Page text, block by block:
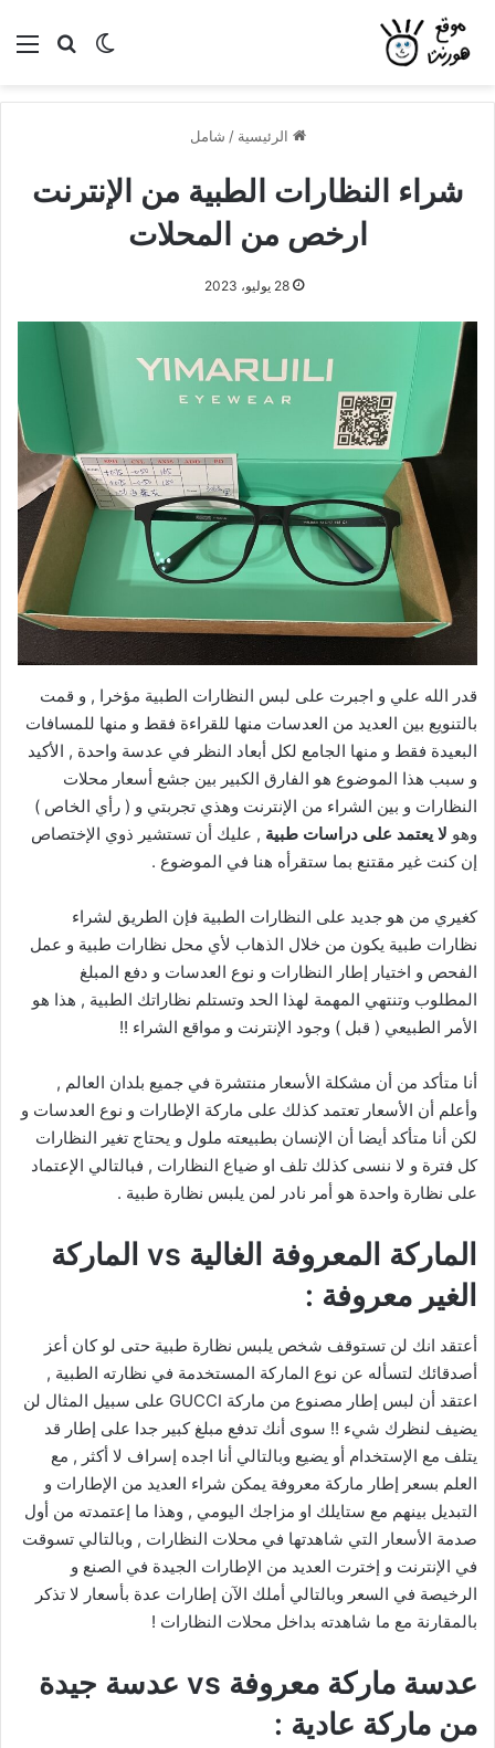
بحثالوضع
الرئيسية / شامل
شراء النظارات الطبية من الإنترنت
ارخص من المحلات
28 يوليو، 2023
قدر الله علي و اجبرت على لبس النظارات الطبية مؤخرا , و قمت
بالتنويع بين العديد من العدسات منها للقراءة فقط و منها للمسافات
البعيدة فقط و منها الجامع لكل أبعاد النظر في عدسة واحدة , الأكيد
و سبب هذا الموضوع هو الفارق الكبير بين جشع أسعار محلات
النظارات و بين الشراء من الإنترنت وهذي تجربتي و ( رأي الخاص )
وهو لا يعتمد على دراسات طبية , عليك أن تستشير ذوي الإختصاص
إن كنت غير مقتنع بما ستقرأه هنا في الموضوع .
كغيري من هو جديد على النظارات الطبية فإن الطريق لشراء
نظارات طبية يكون من خلال الذهاب لأي محل نظارات طبية و عمل
الفحص و اختيار إطار النظارات و نوع العدسات و دفع المبلغ
المطلوب وتنتهي المهمة لهذا الحد وتستلم نظاراتك الطبية , هذا هو
الأمر الطبيعي ( قبل ) وجود الإنترنت و مواقع الشراء !!
أنا متأكد من أن مشكلة الأسعار منتشرة في جميع بلدان العالم ,
وأعلم أن الأسعار تعتمد كذلك على ماركة الإطارات و نوع العدسات و
لكن أنا متأكد أيضا أن الإنسان بطبيعته ملول و يحتاج تغير النظارات
كل فترة و لا ننسى كذلك تلف او ضياع النظارات , فبالتالي الإعتماد
على نظارة واحدة هو أمر نادر لمن يلبس نظارة طبية .
الماركة المعروفة الغالية vs الماركة
الغير معروفة :
أعتقد انك لن تستوقف شخص يلبس نظارة طبية حتى لو كان أعز
أصدقائك لتسأله عن نوع الماركة المستخدمة في نظارته الطبية ,
اعتقد أن لبس إطار مصنوع من ماركة GUCCI على سبيل المثال لن
يضيف لنظرك شيء !! سوى أنك تدفع مبلغ كبير جدا على إطار قد
يتلف مع الإستخدام أو يضيع وبالتالي أنا اجده إسراف لا أكثر , مع
العلم بسعر إطار ماركة معروفة يمكن شراء العديد من الإطارات و
التبديل بينهم مع ستايلك او مزاجك اليومي , وهذا ما إعتمدته من أول
صدمة الأسعار التي شاهدتها في محلات النظارات , وبالتالي تسوقت
في الإنترنت و إخترت العديد من الإطارات الجيدة في الصنع و
الرخيصة في السعر وبالتالي أملك الآن إطارات عدة بأسعار لا تذكر
بالمقارنة مع ما شاهدته بداخل محلات النظارات !
عدسة ماركة معروفة vs عدسة جيدة
من ماركة عادية :